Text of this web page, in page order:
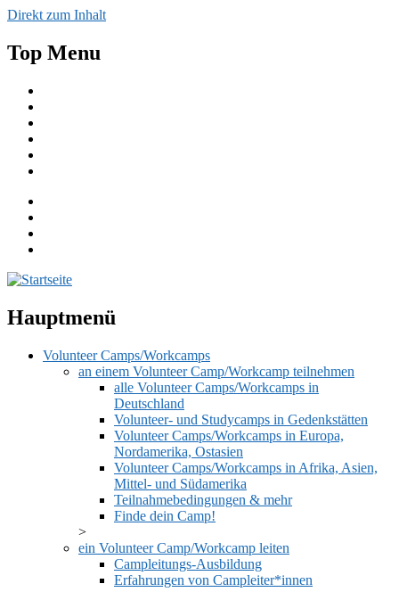
Direkt zum Inhalt
Top Menu
Hauptmenü
Volunteer Camps/Workcamps
an einem Volunteer Camp/Workcamp teilnehmen
alle Volunteer Camps/Workcamps in
Deutschland
Volunteer- und Studycamps in Gedenkstätten
Volunteer Camps/Workcamps in Europa,
Nordamerika, Ostasien
Volunteer Camps/Workcamps in Afrika, Asien,
Mittel- und Südamerika
Teilnahmebedingungen & mehr
Finde dein Camp!
ein Volunteer Camp/Workcamp leiten
Campleitungs-Ausbildung
Erfahrungen von Campleiter*innen